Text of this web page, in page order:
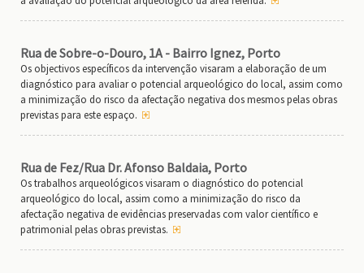
Rua de Sobre-o-Douro, 1A - Bairro Ignez, Porto
Os objectivos específicos da intervenção visaram a elaboração de um
diagnóstico para avaliar o potencial arqueológico do local, assim como
a minimização do risco da afectação negativa dos mesmos pelas obras
previstas para este espaço.
Rua de Fez/Rua Dr. Afonso Baldaia, Porto
Os trabalhos arqueológicos visaram o diagnóstico do potencial
arqueológico do local, assim como a minimização do risco da
afectação negativa de evidências preservadas com valor científico e
patrimonial pelas obras previstas.